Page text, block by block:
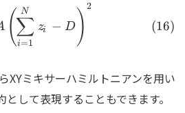
\begin{align} P=
(i=1
∑
N
zi − D )
2
XYミキサーハミルトニアンを用い
して表現することもできます。